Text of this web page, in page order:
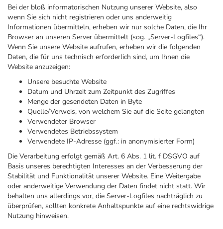
Bei der bloß informatorischen Nutzung unserer Website, also
wenn Sie sich nicht registrieren oder uns anderweitig
Informationen übermitteln, erheben wir nur solche Daten, die Ihr
Browser an unseren Server übermittelt (sog. „Server-Logfiles“).
Wenn Sie unsere Website aufrufen, erheben wir die folgenden
Daten, die für uns technisch erforderlich sind, um Ihnen die
Website anzuzeigen:
Unsere besuchte Website
Datum und Uhrzeit zum Zeitpunkt des Zugriffes
Menge der gesendeten Daten in Byte
Quelle/Verweis, von welchem Sie auf die Seite gelangten
Verwendeter Browser
Verwendetes Betriebssystem
Verwendete IP-Adresse (ggf.: in anonymisierter Form)
Die Verarbeitung erfolgt gemäß Art. 6 Abs. 1 lit. f DSGVO auf
Basis unseres berechtigten Interesses an der Verbesserung der
Stabilität und Funktionalität unserer Website. Eine Weitergabe
oder anderweitige Verwendung der Daten findet nicht statt. Wir
behalten uns allerdings vor, die Server-Logfiles nachträglich zu
überprüfen, sollten konkrete Anhaltspunkte auf eine rechtswidrige
Nutzung hinweisen.